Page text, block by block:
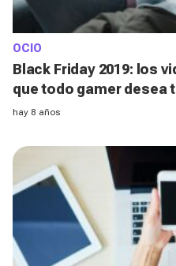
OCIO
Black Friday 2019: los
que todo gamer desea
hay 8 años